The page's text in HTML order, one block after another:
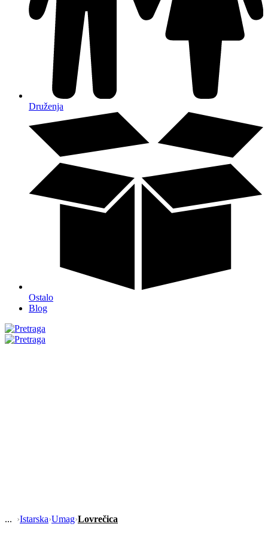
Druženja
Ostalo
Blog
›Istarska›Umag›Lovrečica